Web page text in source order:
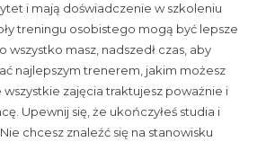
i mają doświadczenie w szkoleniu
treningu osobistego mogą być lepsze
wszystko masz, nadszedł czas, aby
najlepszym trenerem, jakim możesz
wszystkie zajęcia traktujesz poważnie i
Upewnij się, że ukończyłeś studia i
chcesz znaleźć się na stanowisku